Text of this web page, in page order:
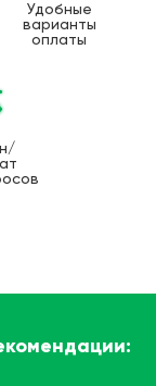
Удобные
варианты
оплаты